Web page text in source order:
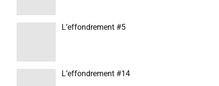
L’effondrement #5
L’effondrement #14